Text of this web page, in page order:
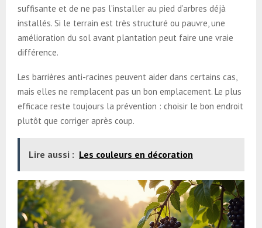
suffisante et de ne pas l’installer au pied d’arbres déjà
installés. Si le terrain est très structuré ou pauvre, une
amélioration du sol avant plantation peut faire une vraie
différence.
Les barrières anti-racines peuvent aider dans certains cas,
mais elles ne remplacent pas un bon emplacement. Le plus
efficace reste toujours la prévention : choisir le bon endroit
plutôt que corriger après coup.
Lire aussi : Les couleurs en décoration